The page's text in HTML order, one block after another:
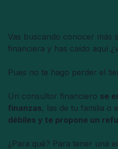
Vas buscando conocer más
financiera y has caído aquí
Pues no te hago perder el
Un consultor financiero se
finanzas, las de tu familia o
débiles y te propone un
¿Para qué? Para tener una